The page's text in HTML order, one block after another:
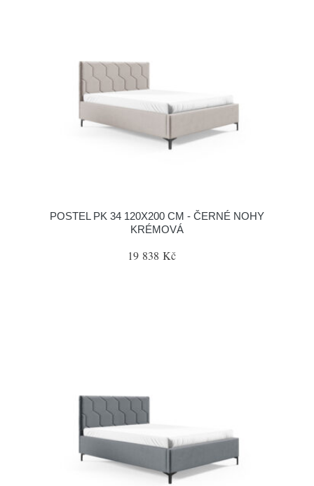
POSTEL PK 34 120X200 CM - ČERNÉ NOHY
KRÉMOVÁ
19 838 Kč